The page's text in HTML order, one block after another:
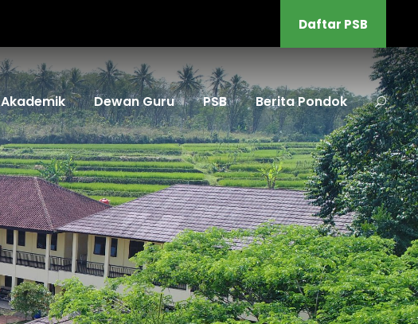
Daftar PSB
Akademik Dewan Guru PSB Berita Pondok